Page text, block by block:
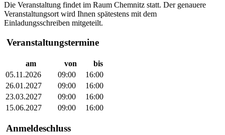
Die Veranstaltung findet im Raum Chemnitz statt. Der genauere
Veranstaltungsort wird Ihnen spätestens mit dem
Einladungsschreiben mitgeteilt.
Veranstaltungstermine
am von
bis
05.11.2026
09:00
16:00
26.01.2027
09:00
16:00
23.03.2027
09:00
16:00
15.06.2027
09:00 16:00
Anmeldeschluss